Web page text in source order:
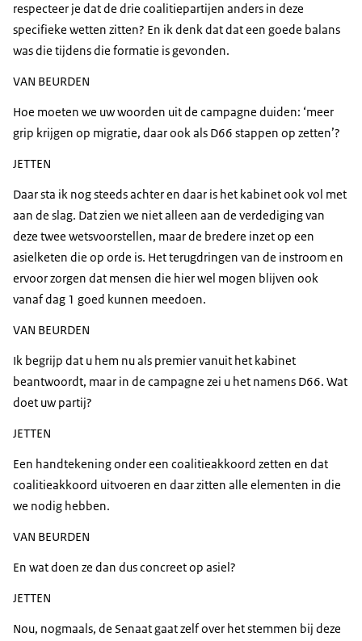
respecteer je dat de drie coalitiepartijen anders in deze
specifieke wetten zitten? En ik denk dat dat een goede balans
was die tijdens die formatie is gevonden.
VAN BEURDEN
Hoe moeten we uw woorden uit de campagne duiden: ‘meer
grip krijgen op migratie, daar ook als D66 stappen op zetten’?
JETTEN
Daar sta ik nog steeds achter en daar is het kabinet ook vol met
aan de slag. Dat zien we niet alleen aan de verdediging van
deze twee wetsvoorstellen, maar de bredere inzet op een
asielketen die op orde is. Het terugdringen van de instroom en
ervoor zorgen dat mensen die hier wel mogen blijven ook
vanaf dag 1 goed kunnen meedoen.
VAN BEURDEN
Ik begrijp dat u hem nu als premier vanuit het kabinet
beantwoordt, maar in de campagne zei u het namens D66. Wat
doet uw partij?
JETTEN
Een handtekening onder een coalitieakkoord zetten en dat
coalitieakkoord uitvoeren en daar zitten alle elementen in die
we nodig hebben.
VAN BEURDEN
En wat doen ze dan dus concreet op asiel?
JETTEN
Nou, nogmaals, de Senaat gaat zelf over het stemmen bij deze